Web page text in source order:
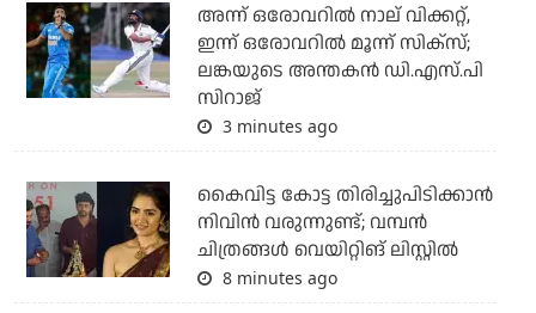
അന്ന് ഒരോവറില്‍ നാല് വിക്കറ്റ്,
ഇന്ന് ഒരോവറില്‍ മൂന്ന് സിക്‌സ്;
ലങ്കയുടെ അന്തകന്‍ ഡി.എസ്.പി
സിറാജ്
3 minutes ago
കൈവിട്ട കോട്ട തിരിച്ചുപിടിക്കാന്‍
നിവിന്‍ വരുന്നുണ്ട്; വമ്പന്‍
ചിത്രങ്ങള്‍ വെയിറ്റിങ് ലിസ്റ്റില്‍
8 minutes ago